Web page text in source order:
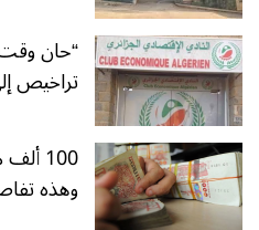
“حان
تراخيص
100
وهذه